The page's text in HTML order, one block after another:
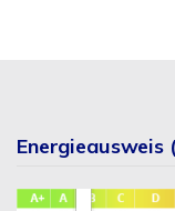
Energieausweis